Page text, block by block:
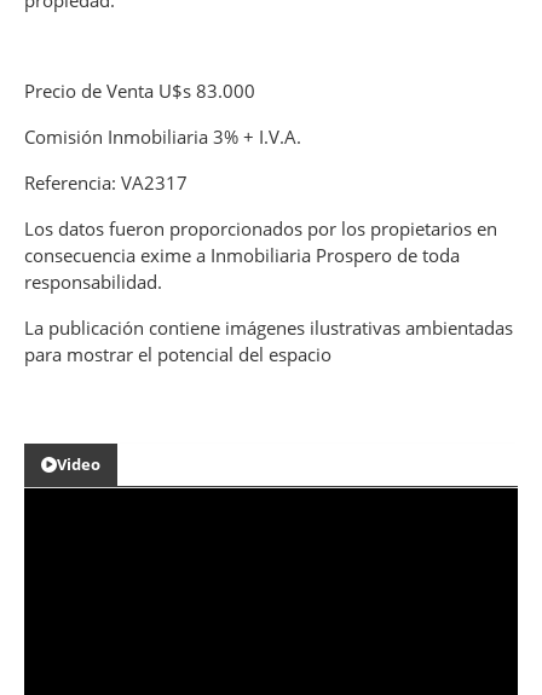
Precio de Venta U$s 83.000
Comisión Inmobiliaria 3% + I.V.A.
Referencia: VA2317
Los datos fueron proporcionados por los propietarios en
consecuencia exime a Inmobiliaria Prospero de toda
responsabilidad.
La publicación contiene imágenes ilustrativas ambientadas
para mostrar el potencial del espacio
Video